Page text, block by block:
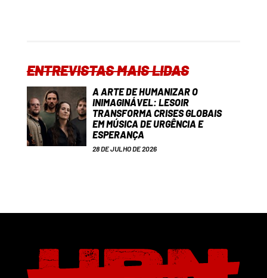
ENTREVISTAS MAIS LIDAS
A ARTE DE HUMANIZAR O
INIMAGINÁVEL: LESOIR
TRANSFORMA CRISES GLOBAIS
EM MÚSICA DE URGÊNCIA E
ESPERANÇA
28 DE JULHO DE 2026